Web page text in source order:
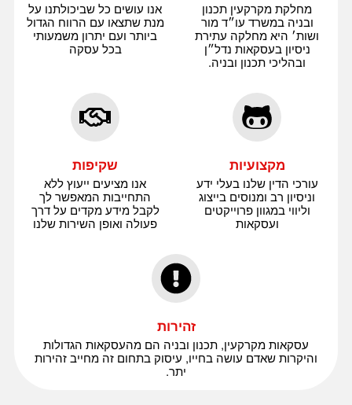
מחלקת מקרקעין תכנון
ובניה במשרד עו״ד מור
ושות׳ היא מחלקה עתירת
ניסיון בעסקאות נדל״ן
ובהליכי תכנון ובניה.
אנו עושים כל שביכולתנו על
מנת שתצאו עם הרווח הגדול
ביותר ועם יתרון משמעותי
בכל עסקה
מקצועיות
עורכי הדין שלנו בעלי ידע
וניסיון רב ומנוסים בייצוג
וליווי במגוון פרוייקטים
ועסקאות
שקיפות
אנו מציעים ייעוץ ללא
התחייבות המאפשר לך
לקבל מידע מקדים על דרך
פעולה ואופן השירות שלנו
זהירות
עסקאות מקרקעין, תכנון ובניה הם מהעסקאות הגדולות
והיקרות שאדם עושה בחייו, עיסוק בתחום זה מחייב זהירות
יתר.